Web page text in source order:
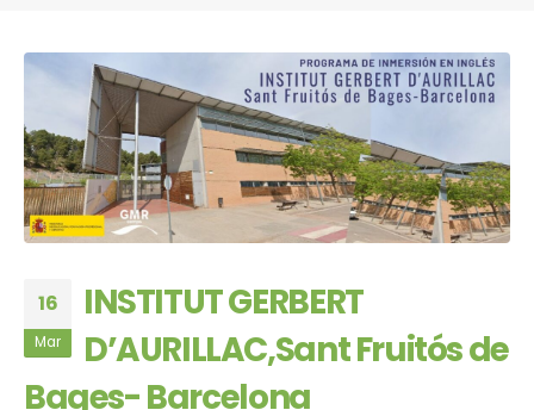
16
Mar
INSTITUT GERBERT
D’AURILLAC,Sant Fruitós de
Bages- Barcelona